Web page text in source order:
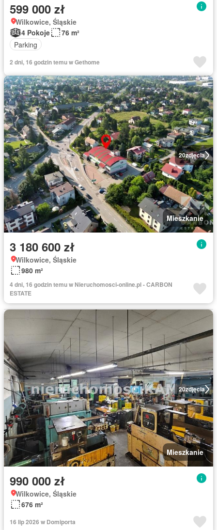
599 000 zł
Wilkowice, Śląskie
4 Pokoje
76 m²
Parking
2 dni, 16 godzin temu w Gethome
20zdjęcia
Mieszkanie
3 180 600 zł
Wilkowice, Śląskie
980 m²
4 dni, 16 godzin temu w Nieruchomosci-online.pl - CARBON
ESTATE
20zdjęcia
Mieszkanie
990 000 zł
Wilkowice, Śląskie
676 m²
16 lip 2026 w Domiporta